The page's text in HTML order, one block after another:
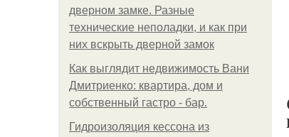
дверном замке. Разные
технические неполадки, и как при
них вскрыть дверной замок
Как выглядит недвижимость Вани
Дмитриенко: квартира, дом и
собственный гастро - бар.
Гидроизоляция кессона из